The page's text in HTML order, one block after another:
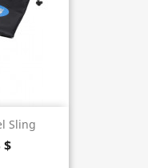
Sling
$